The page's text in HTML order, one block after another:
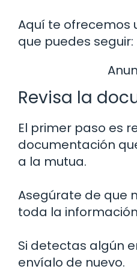
Aquí te ofrecemos
que puedes seguir:
Revisa la
El primer paso es
documentación
a la mutua.
Asegúrate de que
toda la
Si detectas algún
envíalo de nuevo.